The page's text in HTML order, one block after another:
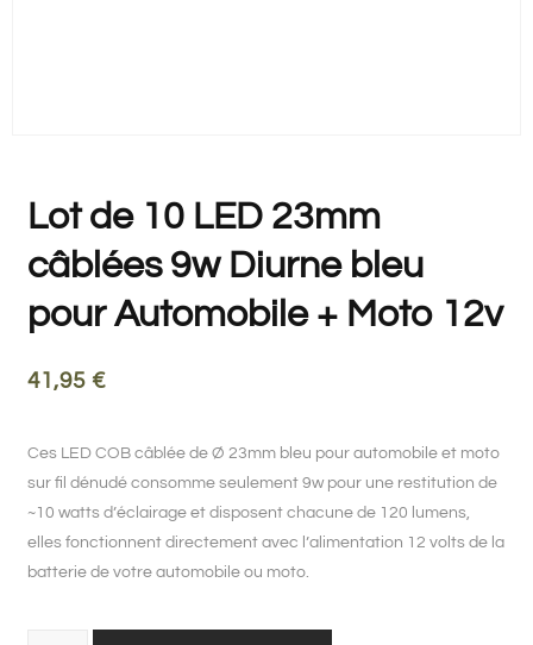
Lot de 10 LED 23mm
câblées 9w Diurne bleu
pour Automobile + Moto 12v
41,95 €
Ces LED COB câblée de Ø 23mm bleu pour automobile et moto
sur fil dénudé consomme seulement 9w pour une restitution de
~10 watts d’éclairage et disposent chacune de 120 lumens,
elles fonctionnent directement avec l’alimentation 12 volts de la
batterie de votre automobile ou moto.